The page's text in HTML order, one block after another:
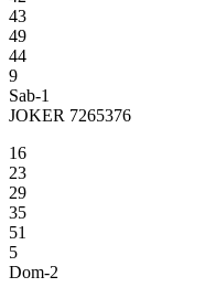
43
49
44
9
Sab-1
JOKER 7265376
16
23
29
35
51
5
Dom-2